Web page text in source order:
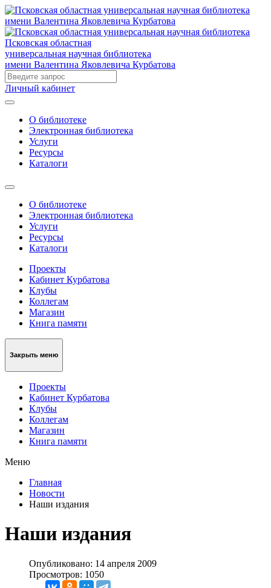
Псковская областная
универсальная научная библиотека
имени Валентина Яковлевича Курбатова
Личный кабинет
О библиотеке
Электронная библиотека
Услуги
Ресурсы
Каталоги
О библиотеке
Электронная библиотека
Услуги
Ресурсы
Каталоги
Проекты
Кабинет Курбатова
Клубы
Коллегам
Магазин
Книга памяти
Закрыть меню
Проекты
Кабинет Курбатова
Клубы
Коллегам
Магазин
Книга памяти
Меню
Главная
Новости
Наши издания
Наши издания
Опубликовано: 14 апреля 2009
Просмотров: 1050